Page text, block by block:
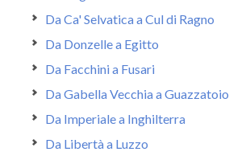
Da Ca' Selvatica a Cul di Ragno
Da Donzelle a Egitto
Da Facchini a Fusari
Da Gabella Vecchia a Guazzatoio
Da Imperiale a Inghilterra
Da Libertà a Luzzo